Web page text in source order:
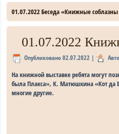
01.07.2022 Беседа «Книжные соблазны
01.07.2022
Опубликовано02.07.2022 |
На книжной выставке ребята могут
была Плакса», К. Матюшкина «Кот да
многие другие.